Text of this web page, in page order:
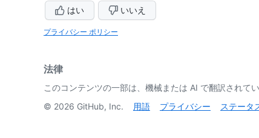
はい いいえ
プライバシー ポリシー
法律
このコンテンツの一部は、機械または AI で翻訳されて
© 2026 GitHub, Inc. 用語 プライバシー ステータ